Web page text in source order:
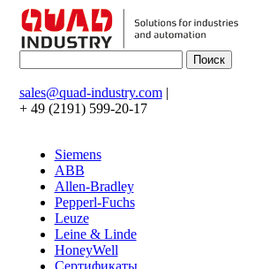
sales@quad-industry.com|
+ 49 (2191) 599-20-17
Siemens
ABB
Allen-Bradley
Pepperl-Fuchs
Leuze
Leine & Linde
HoneyWell
Сертификаты